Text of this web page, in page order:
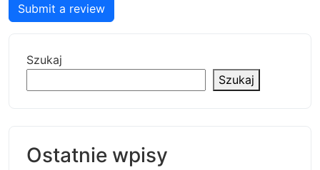
Submit a review
Szukaj
Szukaj
Ostatnie wpisy